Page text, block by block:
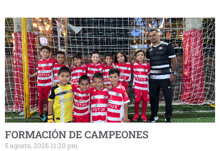
FORMACIÓN DE CAMPEONES
5 agosto, 2026 11:20 pm